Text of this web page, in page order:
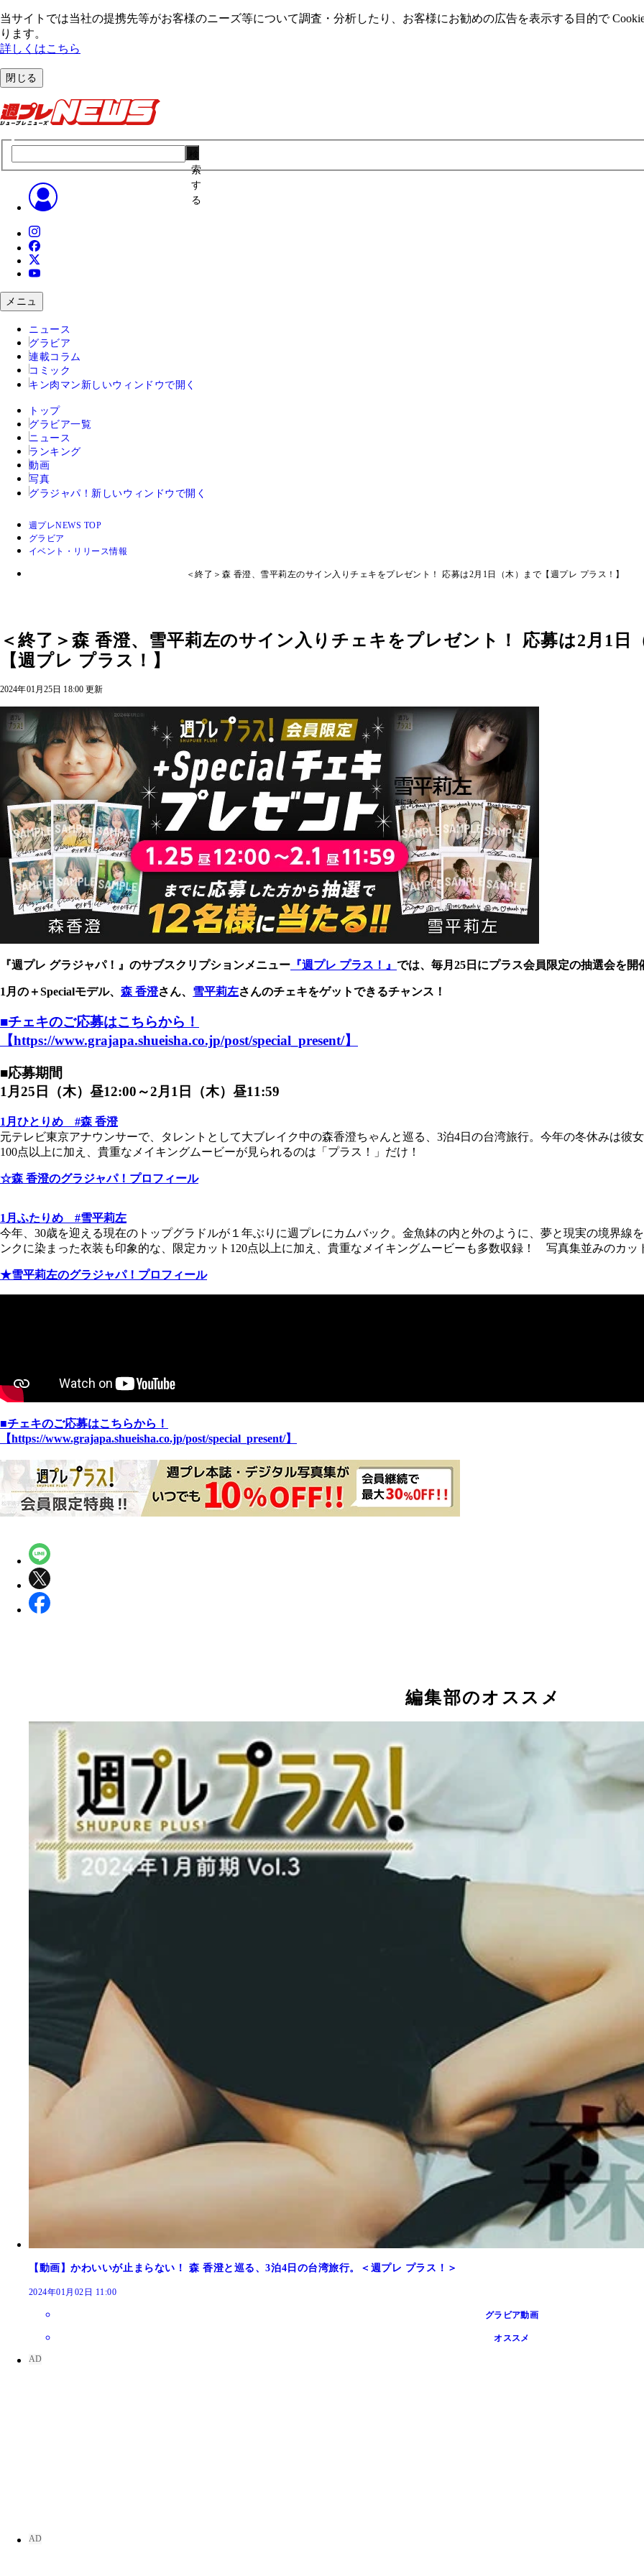
当サイトでは当社の提携先等がお客様のニーズ等について調査・分析したり、お客様にお勧めの広告を表⽰する⽬的で
ります。
詳しくはこちら
閉じる
索
す
る
メニュ
ニュース
グラビア
連載コラム
コミック
キン肉マン 新しいウィンドウで開く
トップ
グラビア一覧
ニュース
ランキング
動画
写真
グラジャパ！ 新しいウィンドウで開く
週プレNEWS TOP
グラビア
イベント・リリース情報
＜終了＞森 香澄、雪平莉左のサイン入りチェキをプレゼント！ 応募は2月1日（木）まで【週プレ プラス！】
＜終了＞森 香澄、雪平莉左のサイン入りチェキをプレゼント！ 応募は2月1日
【週プレ プラス！】
2024年01月25日 18:00 更新
『週プレ グラジャパ！』のサブスクリプションメニュー 『週プレ プラス！』 では、毎月25日にプラス会員限定の抽選会を開
1月の＋Specialモデル、 森 香澄さん、 雪平莉左さんのチェキをゲットできるチャンス！
■チェキのご応募はこちらから！
【https://www.grajapa.shueisha.co.jp/post/special_present/】
■応募期間
1月25日（木）昼12:00～2月1日（木）昼11:59
1月ひとりめ #森 香澄
元テレビ東京アナウンサーで、タレントとして大ブレイク中の森香澄ちゃんと巡る、3泊4日の台湾旅行。今年の冬休みは
100点以上に加え、貴重なメイキングムービーが見られるのは「プラス！」だけ！
☆森 香澄のグラジャパ！プロフィール
1月ふたりめ #雪平莉左
今年、30歳を迎える現在のトップグラドルが１年ぶりに週プレにカムバック。金魚鉢の内と外のように、夢と現実の境界線
ンクに染まった衣装も印象的な、限定カット120点以上に加え、貴重なメイキングムービーも多数収録！ 写真集並みのカッ
★雪平莉左のグラジャパ！プロフィール
■チェキのご応募はこちらから！
【https://www.grajapa.shueisha.co.jp/post/special_present/】
編集部のオススメ
【動画】かわいいが止まらない！ 森 香澄と巡る、3泊4日の台湾旅行。＜週プレ プラス！＞
2024年01月02日 11:00
グラビア動画
オススメ